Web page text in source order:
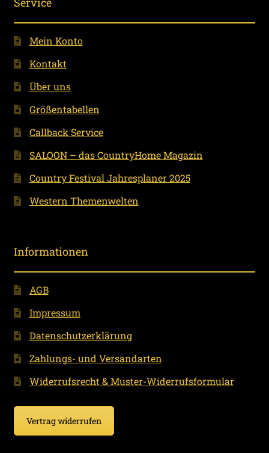
Mein Konto
Kontakt
Über uns
Größentabellen
Callback Service
SALOON – das CountryHome Magazin
Country Festival Jahresplaner 2025
Western Themenwelten
Informationen
AGB
Impressum
Datenschutzerklärung
Zahlungs- und Versandarten
Widerrufsrecht & Muster-Widerrufsformular
Vertrag widerrufen